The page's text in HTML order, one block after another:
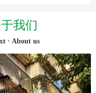
我们
· About us